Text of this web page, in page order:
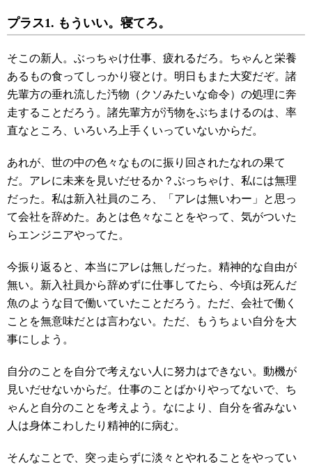
プラス1. もういい。寝てろ。
そこの新人。ぶっちゃけ仕事、疲れるだろ。ちゃんと栄養
あるもの食ってしっかり寝とけ。明日もまた大変だぞ。諸
先輩方の垂れ流した汚物（クソみたいな命令）の処理に奔
走することだろう。諸先輩方が汚物をぶちまけるのは、率
直なところ、いろいろ上手くいっていないからだ。
あれが、世の中の色々なものに振り回されたなれの果て
だ。アレに未来を見いだせるか？ぶっちゃけ、私には無理
だった。私は新入社員のころ、「アレは無いわー」と思っ
て会社を辞めた。あとは色々なことをやって、気がついた
らエンジニアやってた。
今振り返ると、本当にアレは無しだった。精神的な自由が
無い。新入社員から辞めずに仕事してたら、今頃は死んだ
魚のような目で働いていたことだろう。ただ、会社で働く
ことを無意味だとは言わない。ただ、もうちょい自分を大
事にしよう。
自分のことを自分で考えない人に努力はできない。動機が
見いだせないからだ。仕事のことばかりやってないで、ち
ゃんと自分のことを考えよう。なにより、自分を省みない
人は身体こわしたり精神的に病む。
そんなことで、突っ走らずに淡々とやれることをやってい